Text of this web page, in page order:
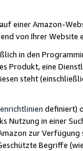
einer Amazon-
von Ihrer
in den
Produkt, eine
steht
definiert)
Nutzung in einer
zur
Begriffe